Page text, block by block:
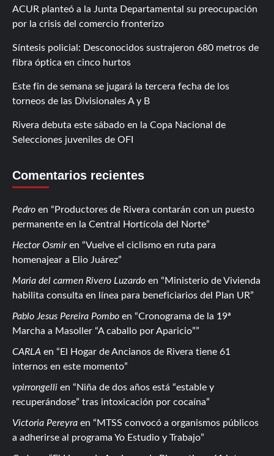
ACUR planteó a la Junta Departamental su preocupación
por la crisis del comercio fronterizo
Síntesis policial: Desconocidos sustrajeron 680 metros de
fibra óptica en cinco hurtos
Este fin de semana se jugará la tercera fecha de los
torneos de las Divisionales A y B
Rivera debuta este sábado en la Copa Nacional de
Selecciones juveniles de OFI
Comentarios recientes
Pedro en
Productores de Rivera contarán con un puesto
permanente en la Central Hortícola del Norte
Hector Osmiren
Vuelve el ciclismo en ruta para
homenajear a Elio Juárez
Maria del carmen Rivero Luzardo en
Ministerio de Vivienda
habilita consulta en línea para beneficiarios del Plan UR
Pablo Jesus Pereira Pombo en
Cronograma de la 19ª
Marcha a Masoller “A caballo por Aparicio”
CARLA en
El Hogar de Ancianos de Rivera tiene 61
internos en este momento
vpirrongelli en
Niña de dos años está “estable y
recuperándose” tras intoxicación por cocaína
Victoria Pereyra en
MTSS convocó a organismos públicos
a adherirse al programa Yo Estudio y Trabajo